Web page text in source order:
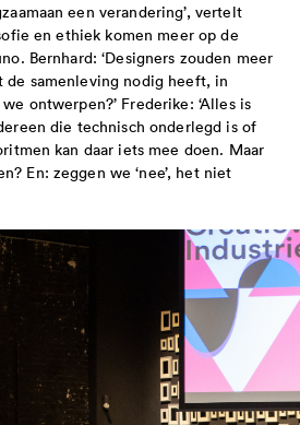
een verandering’, vertelt
en ethiek komen meer op de
Bernhard: ‘Designers zouden meer
de samenleving nodig heeft, in
ontwerpen?’ Frederike: ‘Alles is
die technisch onderlegd is of
kan daar iets mee doen. Maar
En: zeggen we ‘nee’, het niet